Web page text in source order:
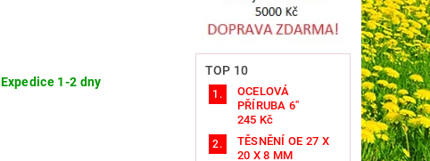
Expedice 1-2 dny
TOP 10
OCELOVÁ
PŘÍRUBA 6"
245 Kč
TĚSNĚNÍ OE 27 X
20 X 8 MM